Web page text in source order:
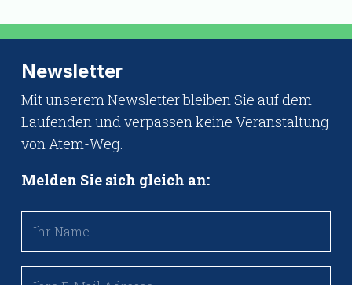
Newsletter
Mit unserem Newsletter bleiben Sie auf dem
Laufenden und verpassen keine Veranstaltung
von Atem-Weg.
Melden Sie sich gleich an: